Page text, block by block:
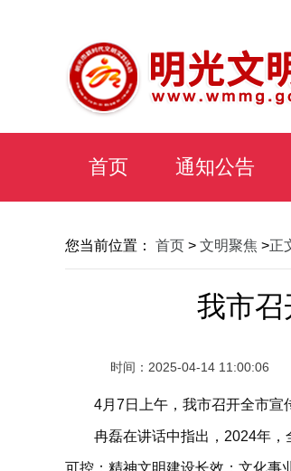
首页 通知公告
您当前位置： 首页 > 文明聚焦 >正
我市
时间： 2025-04-14 11:00:06
4月7日上午，我市召开全市宣传
冉磊在讲话中指出，2024年，
可控；精神文明建设长效；文化事